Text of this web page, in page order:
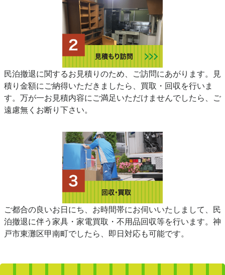
民泊撤退に関するお見積りのため、ご訪問にあがります。見
積り金額にご納得いただきましたら、買取・回収を行いま
す。万が一お見積内容にご満足いただけませんでしたら、ご
遠慮無くお断り下さい。
ご都合の良いお日にち、お時間帯にお伺いいたしまして、民
泊撤退に伴う家具・家電買取・不用品回収等を行います。神
戸市東灘区甲南町でしたら、即日対応も可能です。